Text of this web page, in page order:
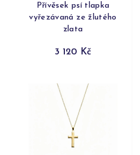
Přívěsek psí tlapka
vyřezávaná ze žlutého
zlata
3 120 Kč